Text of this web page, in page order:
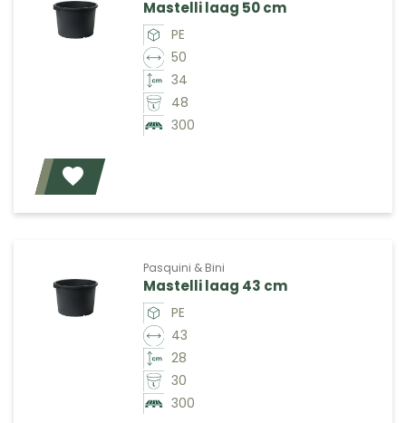
Mastelli laag 50 cm
PE
50
34
48
300
Pasquini & Bini
Mastelli laag 43 cm
PE
43
28
30
300